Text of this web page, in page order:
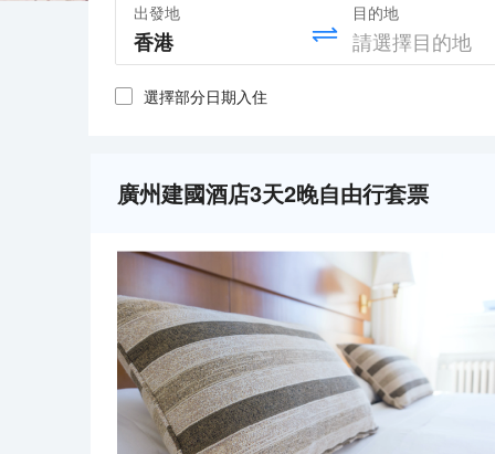
出發地 目的地
選擇部分日期入住
廣州建國酒店3天2晚自由行套票